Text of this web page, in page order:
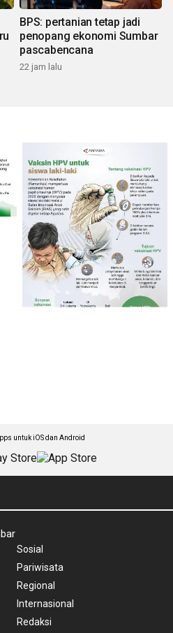
BPS: pertanian tetap jadi
penopang ekonomi Sumbar
pascabencana
22 jam lalu
untuk iOS dan Android
Sosial
Pariwisata
Regional
Internasional
Redaksi